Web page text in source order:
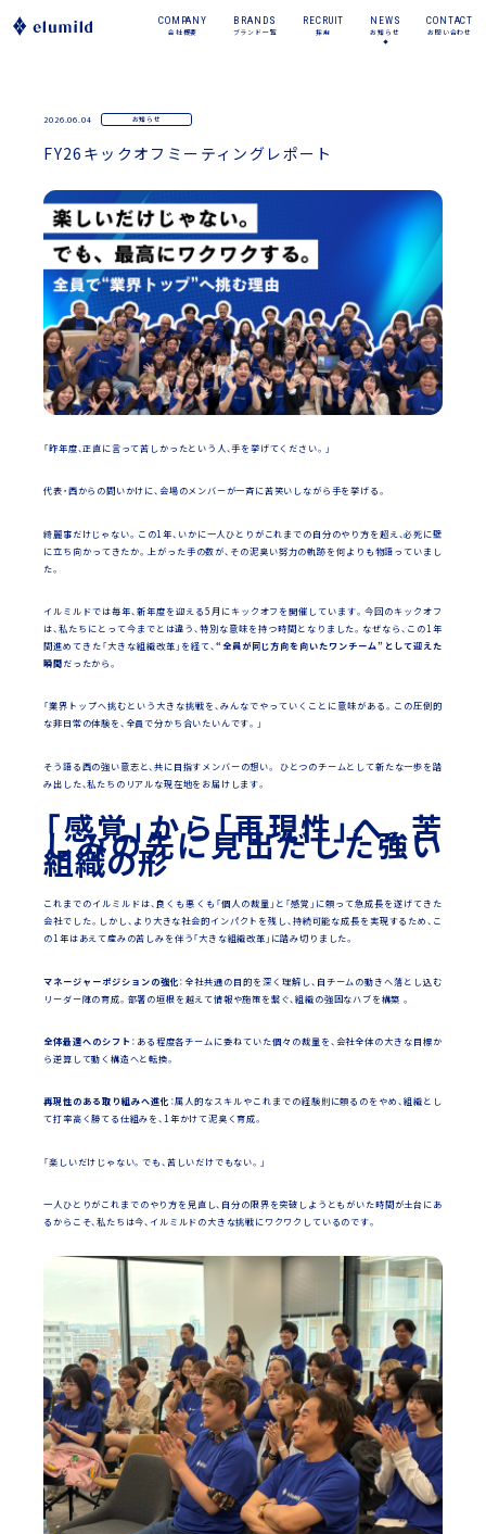
COMPANY
会社概要
BRANDS
ブランド一覧
RECRUIT
採用
NEWS
お知らせ
CONTACT
お問い合わせ
2026.06.04 お知らせ
FY26キックオフミーティングレポート
「昨年度、正直に言って苦しかったという人、手を挙げてください。」
代表・西からの問いかけに、会場のメンバーが一斉に苦笑いしながら手を挙げる。
綺麗事だけじゃない。この1年、いかに一人ひとりがこれまでの自分のやり方を超え、必死に壁
に立ち向かってきたか。上がった手の数が、その泥臭い努力の軌跡を何よりも物語っていまし
た。
イルミルドでは毎年、新年度を迎える5月にキックオフを開催しています。今回のキックオフ
は、私たちにとって今までとは違う、特別な意味を持つ時間となりました。なぜなら、この1年
間進めてきた「大きな組織改革」を経て、 “全員が同じ方向を向いたワンチーム”として迎えた
瞬間だったから。
「業界トップへ挑むという大きな挑戦を、みんなでやっていくことに意味がある。この圧倒的
な非日常の体験を、全員で分かち合いたいんです。」
そう語る西の強い意志と、共に目指すメンバーの想い。 ひとつのチームとして新たな一歩を踏
み出した、私たちのリアルな現在地をお届けします。
「感覚」から「再現性」へ。苦
しみの先に見出だした強い
組織の形
これまでのイルミルドは、良くも悪くも「個人の裁量」と「感覚」に頼って急成長を遂げてきた
会社でした。しかし、より大きな社会的インパクトを残し、持続可能な成長を実現するため、こ
の1年はあえて産みの苦しみを伴う「大きな組織改革」に踏み切りました。
マネージャーポジションの強化：全社共通の目的を深く理解し、自チームの動きへ落とし込む
リーダー陣の育成。部署の垣根を越えて情報や施策を繋ぐ、組織の強固なハブを構築 。
全体最適へのシフト ：ある程度各チームに委ねていた個々の裁量を、会社全体の大きな目標か
ら逆算して動く構造へと転換。
再現性のある取り組みへ進化 ：属人的なスキルやこれまでの経験則に頼るのをやめ、組織とし
て打率高く勝てる仕組みを、1年かけて泥臭く育成。
「楽しいだけじゃない。でも、苦しいだけでもない。」
一人ひとりがこれまでのやり方を見直し、自分の限界を突破しようともがいた時間が土台にあ
るからこそ、私たちは今、イルミルドの大きな挑戦にワクワクしているのです。